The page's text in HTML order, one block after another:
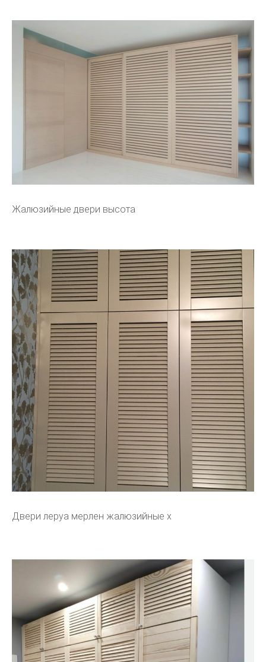
Жалюзийные двери высота
Двери леруа мерлен жалюзийные x